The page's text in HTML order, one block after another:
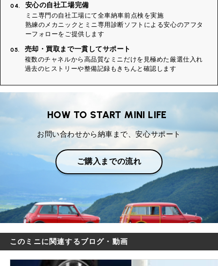
04. 安心の自社工場完備
ミニ専門の自社工場にて全車納車前点検を実施
熟練のメカニックとミニ専用診断ソフトによる安心のアフタ
ーフォローをご提供します
05. 売却・買取まで一貫してサポート
複数のチャネルから高品質なミニだけを見極めた厳選仕入れ
過去のヒストリーや整備記録もきちんと確認します
HOW TO START MINI LIFE
お問い合わせから納車まで、安心サポート
ご購入までの流れ
このミニに関連するブログ・動画